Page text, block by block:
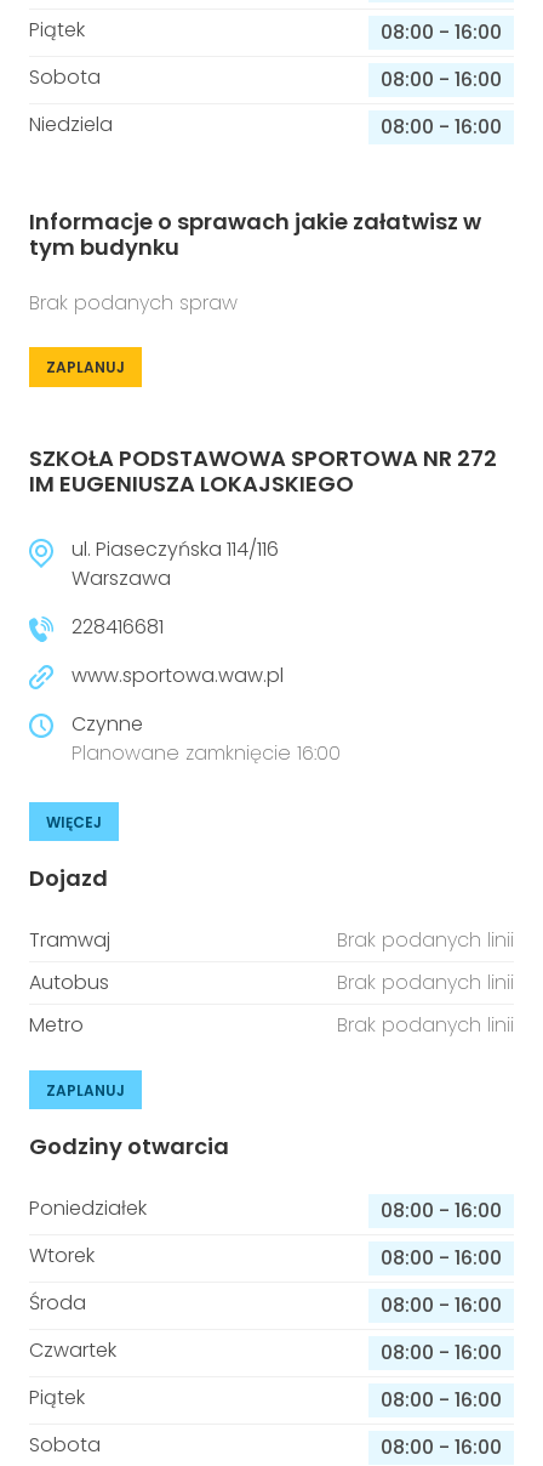
Piątek
08:00 - 16:00
Sobota
08:00 - 16:00
Niedziela
08:00 - 16:00
Informacje o sprawach jakie załatwisz w
tym budynku
Brak podanych spraw
ZAPLANUJ
SZKOŁA PODSTAWOWA SPORTOWA NR 272
IM EUGENIUSZA LOKAJSKIEGO
ul. Piaseczyńska 114/116
Warszawa
228416681
www.sportowa.waw.pl
Czynne
Planowane zamknięcie 16:00
WIĘCEJ
Dojazd
Tramwaj
Brak podanych linii
Autobus
Brak podanych linii
Metro
Brak podanych linii
ZAPLANUJ
Godziny otwarcia
Poniedziałek 08:00 - 16:00
Wtorek
08:00 - 16:00
Środa
08:00 - 16:00
Czwartek
08:00 - 16:00
Piątek
08:00 - 16:00
Sobota
08:00 - 16:00